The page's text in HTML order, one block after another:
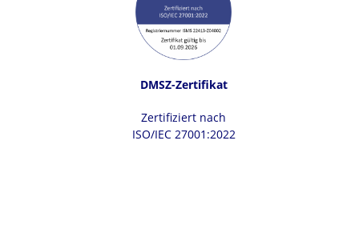
DMSZ-Zertifikat
Zertifiziert nach
ISO/IEC 27001:2022